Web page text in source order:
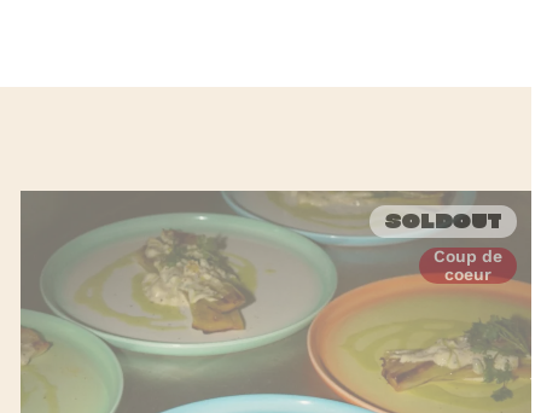
Soldout
Coup de
coeur